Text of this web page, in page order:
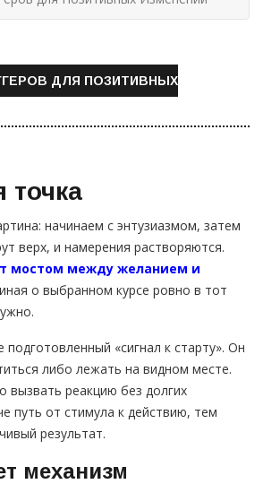
ДЛЯ ПОЗИТИВНЫХ
точка
начинаем с энтузиазмом, затем
верх, и намерения растворяются.
мостом между желанием и
о выбранном курсе ровно в тот
подготовленный «сигнал к старту». Он
либо лежать на видном месте.
вызвать реакцию без долгих
путь от стимула к действию, тем
результат.
механизм